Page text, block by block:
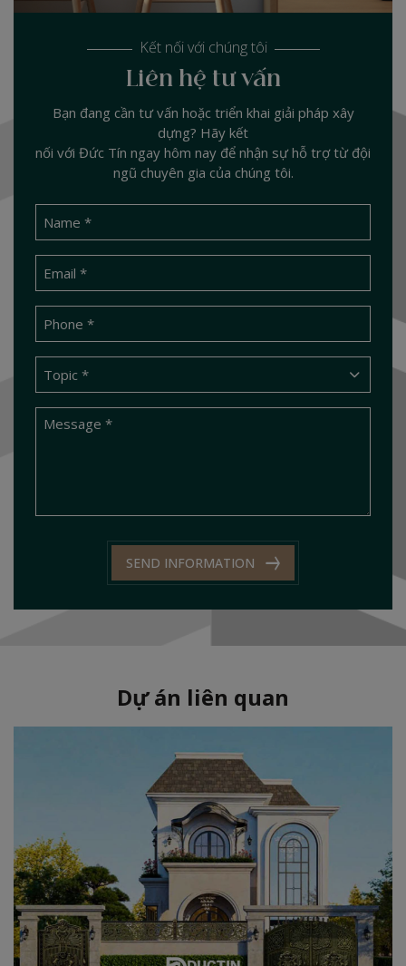
Kết nối với chúng tôi
Liên hệ tư vấn
Bạn đang cần tư vấn hoặc triển khai giải pháp xây
dựng? Hãy kết
nối với Đức Tín ngay hôm nay để nhận sự hỗ trợ từ đội
ngũ chuyên gia của chúng tôi.
SEND INFORMATION
Dự án liên quan
Phong cách:Tân cổ điển